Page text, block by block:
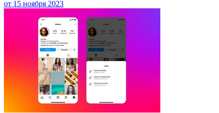
от 15 ноября 2023